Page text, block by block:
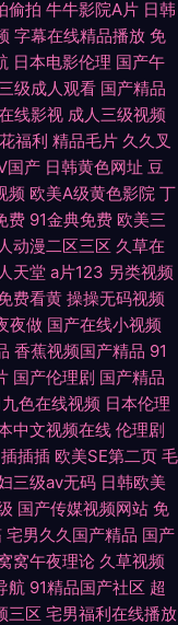
偷拍 牛牛影院A片 日韩
字幕在线精品播放 免
日本电影伦理 国产午
级成人观看 国产精品
线影视 成人三级视频
福利 精品毛片 久久叉
国产 日韩黄色网址 豆
频 欧美A级黄色影院 丁
费 91金典免费 欧美三
动漫二区三区 久草在
天堂 a片123 另类视频
费看黄 操操无码视频
夜做 国产在线小视频
香蕉视频国产精品 91
国产伦理剧 国产精品
九色在线视频 日本伦理
中文视频在线 伦理剧
插插 欧美SE第二页 毛
三级av无码 日韩欧美
国产传媒视频网站 免
宅男久久国产精品 国产
窝午夜理论 久草视频
航 91精品国产社区 超
三区 宅男福利在线播放